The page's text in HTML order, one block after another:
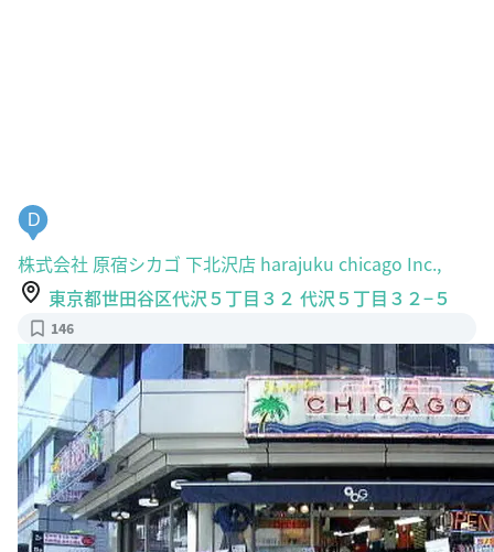
D
株式会社 原宿シカゴ 下北沢店 harajuku chicago Inc.,
東京都世田谷区代沢５丁目３２ 代沢５丁目３２−５
146